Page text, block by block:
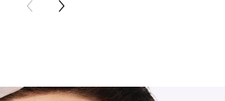
PREVIOUS CARD
NEXT CARD